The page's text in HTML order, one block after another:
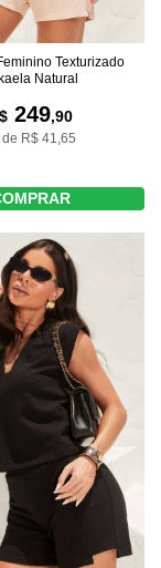
Texturizado
Natural
249,90
R$ 41,65